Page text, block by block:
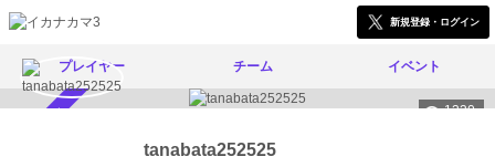
新規登録・ログイン
プレイヤー チーム イベント
1330
tanabata252525